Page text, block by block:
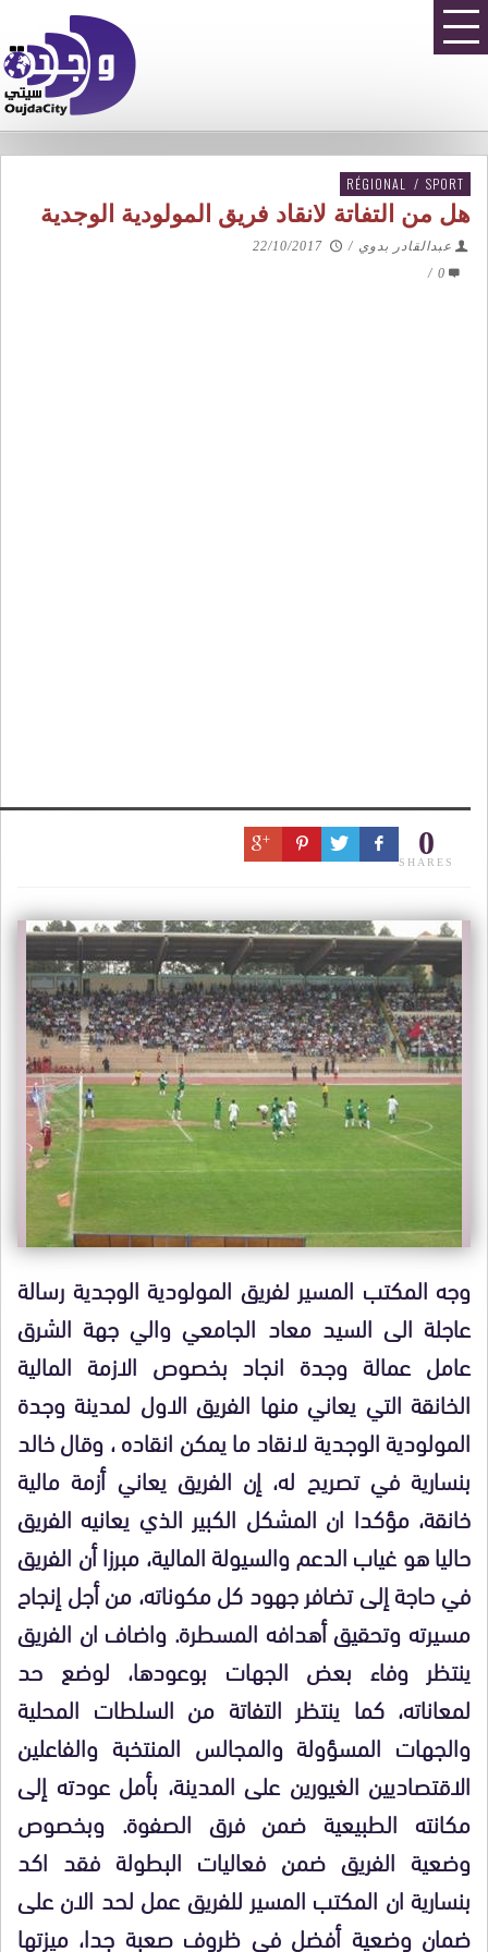
RÉGIONAL / SPORT
هل من التفاتة لانقاد فريق المولودية الوجدية
عبدالقادر بدوي /
22/10/2017
0
/
0
SHARES
وجه المكتب المسير لفريق المولودية الوجدية رسالة
عاجلة الى السيد معاد الجامعي والي جهة الشرق
عامل عمالة وجدة انجاد بخصوص الازمة المالية
الخانقة التي يعاني منها الفريق الاول لمدينة وجدة
المولودية الوجدية لانقاد ما يمكن انقاده ، وقال خالد
بنسارية في تصريح له، إن الفريق يعاني أزمة مالية
خانقة، مؤكدا ان المشكل الكبير الذي يعانيه الفريق
حاليا هو غياب الدعم والسيولة المالية، مبرزا أن الفريق
في حاجة إلى تضافر جهود كل مكوناته، من أجل إنجاح
مسيرته وتحقيق أهدافه المسطرة. واضاف ان الفريق
ينتظر وفاء بعض الجهات بوعودها، لوضع حد
لمعاناته، كما ينتظر التفاتة من السلطات المحلية
والجهات المسؤولة والمجالس المنتخبة والفاعلين
الاقتصاديين الغيورين على المدينة، بأمل عودته إلى
مكانته الطبيعية ضمن فرق الصفوة. وبخصوص
وضعية الفريق ضمن فعاليات البطولة فقد اكد
بنسارية ان المكتب المسير للفريق عمل لحد الان على
ضمان وضعية أفضل في ظروف صعبة جدا، ميزتها